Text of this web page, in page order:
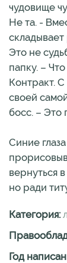
чудовище
Не та. -
Это не
папку. –
Контракт.
своей
босс. – Это
Синие
вернуться
но ради
Категория:
Год